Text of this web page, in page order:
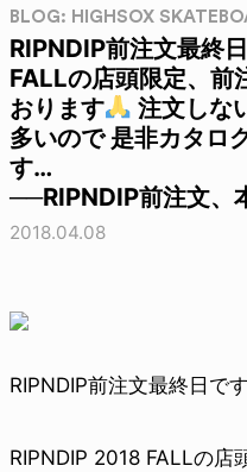
BLOG: HIGHSOX
RIPNDIP前注文最終
FALLの店頭限定、前
おります
注文しな
多いので 是非カタロ
す…
──RIPNDIP前注文、
2018.04.08
RIPNDIP前注文最終日です
RIPNDIP 2018 FALLの店